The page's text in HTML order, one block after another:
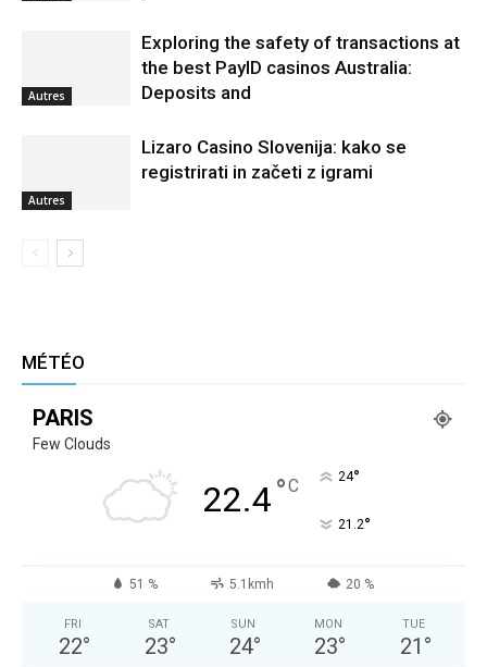
Autres
Exploring the safety of transactions at
the best PayID casinos Australia:
Deposits and
Autres
Lizaro Casino Slovenija: kako se
registrirati in začeti z igrami
MÉTÉO
PARIS
Few Clouds
22.4°C 24°
21.2°
51 % 5.1kmh 20 %
FRI
22°
SAT
23°
SUN
24°
MON
23°
TUE
21 °